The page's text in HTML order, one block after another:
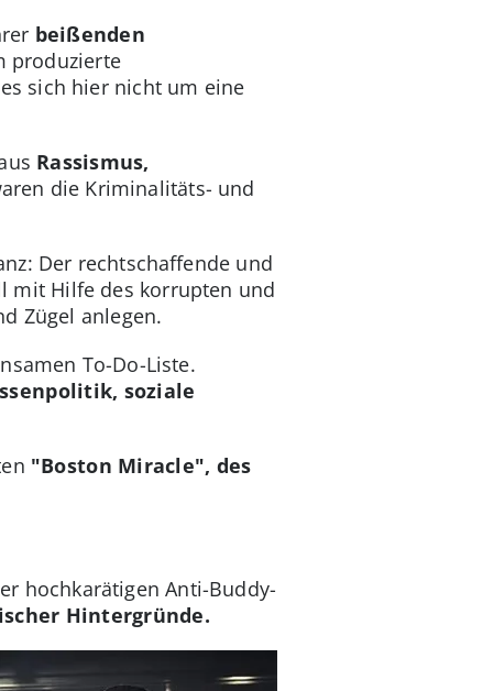
beißenden
produzierte
sich hier nicht um eine
Rassismus,
die Kriminalitäts- und
Der rechtschaffende und
mit Hilfe des korrupten und
Zügel anlegen.
To-Do-Liste.
soziale
"Boston Miracle", des
hochkarätigen Anti-Buddy-
Hintergründe.